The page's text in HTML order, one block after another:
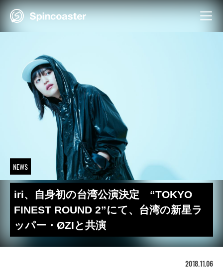
Skip
NEWS
iri、自身初の台湾公演決定 “TOKYO
FINEST ROUND 2”にて、台湾の新星ラ
ッパー・ØZIと共演
2018.11.06